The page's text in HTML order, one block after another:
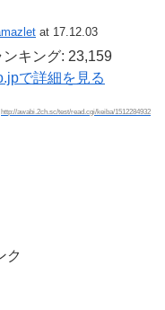
at 17.12.03
キング: 23,159
で詳細を見る
http://awabi.2ch.sc/test/read.cgi/keiba/1512284932
ク